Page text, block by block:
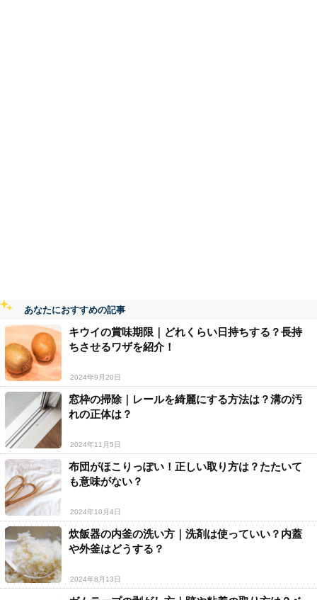
あなたにおすすめの記事
キウイの賞味期限｜どれくらい日持ちする？長持
ちさせるワザを紹介！
2024年9月20日
窓枠の掃除｜レールを綺麗にする方法は？溝の汚
れの正体は？
2024年11月5日
布団がほこりっぽい！正しい取り方は？たたいて
も意味がない？
2024年10月4日
炊飯器の内釜の洗い方｜洗剤は使っていい？内蓋
や外釜はどうする？
2024年8月13日